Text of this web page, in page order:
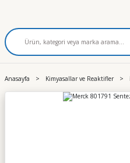
Anasayfa Kimyasallar ve Reaktifler